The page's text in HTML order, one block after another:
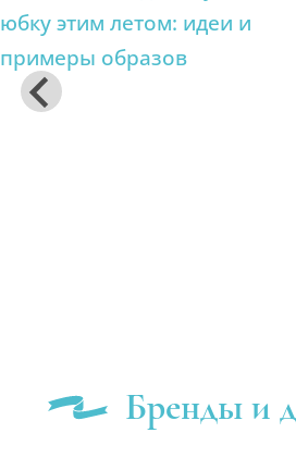
юбку этим летом: идеи и
примеры образов
Как носить
Бренды и